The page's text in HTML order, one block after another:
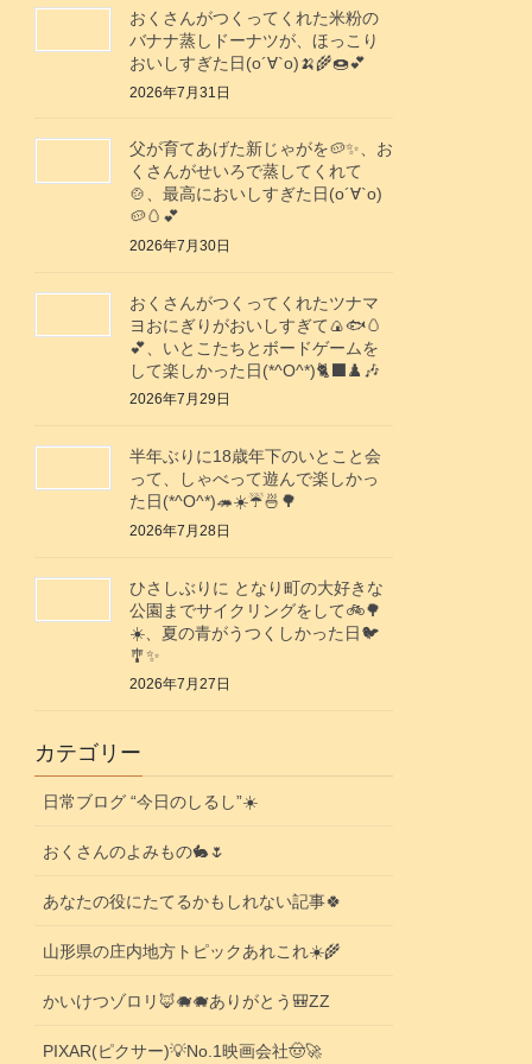
おくさんがつくってくれた米粉の
バナナ蒸しドーナツが、ほっこり
おいしすぎた日(о´∀`о)🍌🌾🍩💕
2026年7月31日
父が育てあげた新じゃがを🥔✨️、お
くさんがせいろで蒸してくれて
🍲、最高においしすぎた日(о´∀`о)
🥔🥚💕
2026年7月30日
おくさんがつくってくれたツナマ
ヨおにぎりがおいしすぎて🍙🐟️🥚
💕、いとこたちとボードゲームを
して楽しかった日(*^O^*)🐈‍⬛♟️🎶
2026年7月29日
半年ぶりに18歳年下のいとこと会
って、しゃべって遊んで楽しかっ
た日(*^O^*)🦔☀️☔🍜🌳
2026年7月28日
ひさしぶりに となり町の大好きな
公園までサイクリングをして🚲️🌳
☀️、夏の青がうつくしかった日🐦️
🎐✨️
2026年7月27日
カテゴリー
日常ブログ “今日のしるし”☀️
おくさんのよみもの🐇🌷
あなたの役にたてるかもしれない記事🍀
山形県の庄内地方トピックあれこれ☀️🌾
かいけつゾロリ🦊🐗🐗ありがとう🎒ZZ
PIXAR(ピクサー)💡No.1映画会社🤠🚀